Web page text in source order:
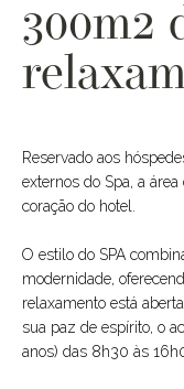
300m2
Reservado aos
externos do Spa, a
coração do hotel.
O estilo do SPA
modernidade,
relaxamento está
sua paz de espírito, o
anos) das 8h30 às